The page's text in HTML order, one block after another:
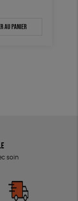
au panier
soin